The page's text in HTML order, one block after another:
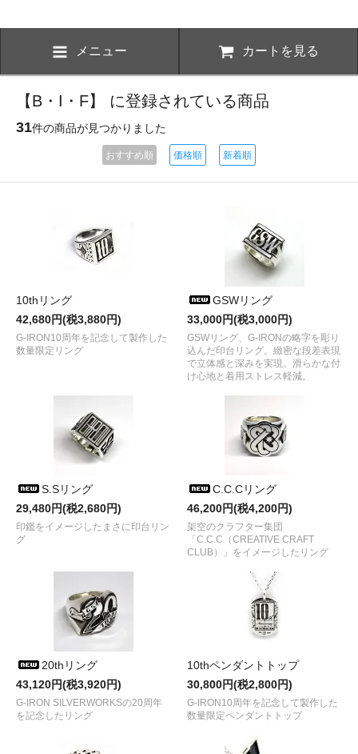
メニュー カートを見る
【B・I・F】 に登録されている商品
31件の商品が見つかりました
おすすめ順 価格順 新着順
10thリング
42,680円(税3,880円)
G-IRON10周年を記念して製作した
数量限定リング
GSWリング
33,000円(税3,000円)
GSWリング、G-IRONの略字を彫り
込んだ印台リング。緻密な段差表現
で立体感と深みを実現。滑らかな付
け心地と着用ストレス軽減。
S.Sリング
29,480円(税2,680円)
印鑑をイメージしたまさに印台リン
グ
C.C.Cリング
46,200円(税4,200円)
架空のクラフター集団
「C.C.C（CREATIVE CRAFT
CLUB）」をイメージしたリング
20thリング
43,120円(税3,920円)
G-IRON SILVERWORKSの20周年
を記念したリング
10thペンダントトップ
30,800円(税2,800円)
G-IRON10周年を記念して製作した
数量限定ペンダントトップ